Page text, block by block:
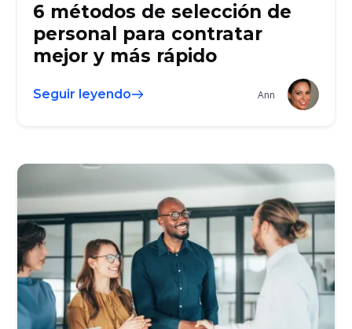
6 métodos de selección de
personal para contratar
mejor y más rápido
Seguir leyendo Ann